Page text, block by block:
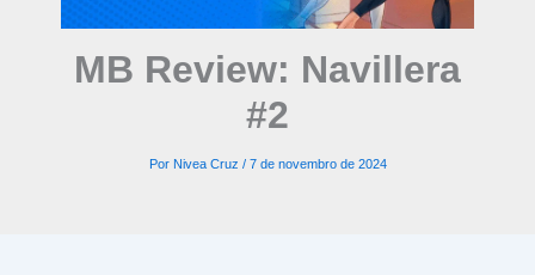
MB Review: Navillera
#2
Por Nivea Cruz / 7 de novembro de 2024